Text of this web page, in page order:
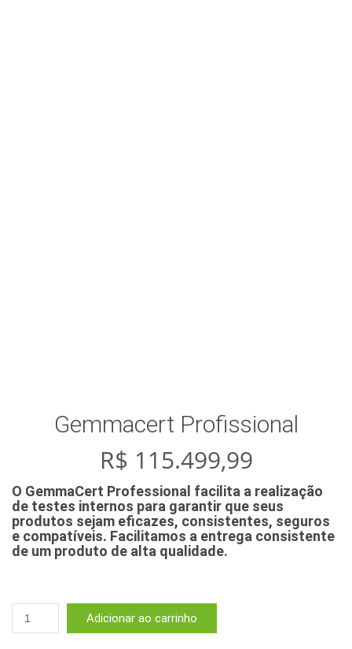
Gemmacert Profissional
R$ 115.499,99
O GemmaCert Professional facilita a realização
de testes internos para garantir que seus
produtos sejam eficazes, consistentes, seguros
e compatíveis. Facilitamos a entrega consistente
de um produto de alta qualidade.
Gemmacert
Profissional
Adicionar ao carrinho